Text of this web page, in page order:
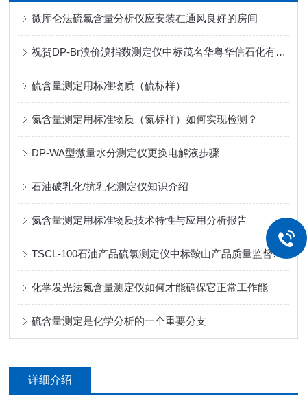
微库仑法硫氯含量分析仪应安装在通风良好的房间
祝贺DP-Br溴价溴指数测定仪中标茂名华粤华信石化有限公司！
硫含量测定用标准物质（硫标样）
氮含量测定用标准物质（氮标样）如何实现检测？
DP-WA型微量水分测定仪更换电解液步骤
石油破乳化/抗乳化测定仪知识介绍
氮含量测定用标准物质技术特性与应用分析报告
TSCL-100石油产品硫氯测定仪中标鞍山产品质量监督检验所
化学发光法氮含量测定仪如何才能确保它正常工作能
硫含量测定是化学分析的一个重要分支
详细介绍